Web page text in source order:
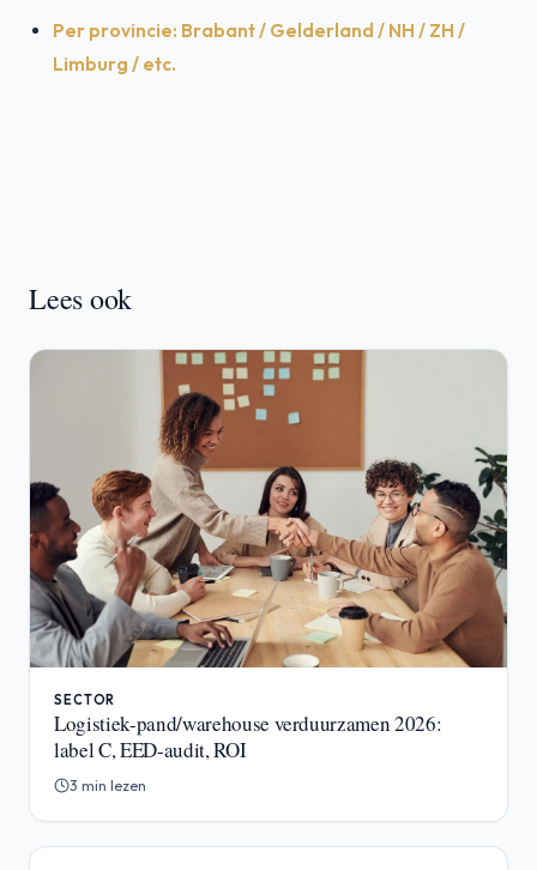
Per provincie: Brabant / Gelderland / NH / ZH /
Limburg / etc.
Lees ook
SECTOR
Logistiek-pand/warehouse verduurzamen 2026:
label C, EED-audit, ROI
3 min lezen